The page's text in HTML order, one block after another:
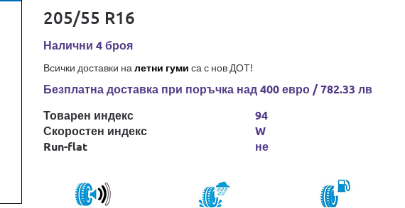
205/55 R16
Налични 4 броя
Всички доставки на летни гуми са с нов ДОТ!
Безплатна доставка при поръчка над 400 евро / 782.33 лв
Товарен индекс
Скоростен индекс
Run-flat
94
W
не